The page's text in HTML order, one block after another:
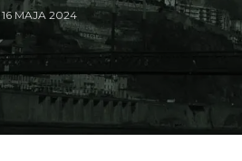
16 MAJA 2024